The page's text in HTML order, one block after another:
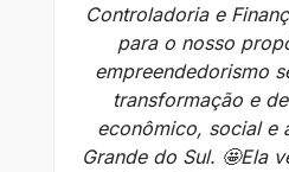
Controladoria e
para o nosso
empreendedorismo
transformação e
econômico, social e
Grande do Sul. 🤩​ Ela